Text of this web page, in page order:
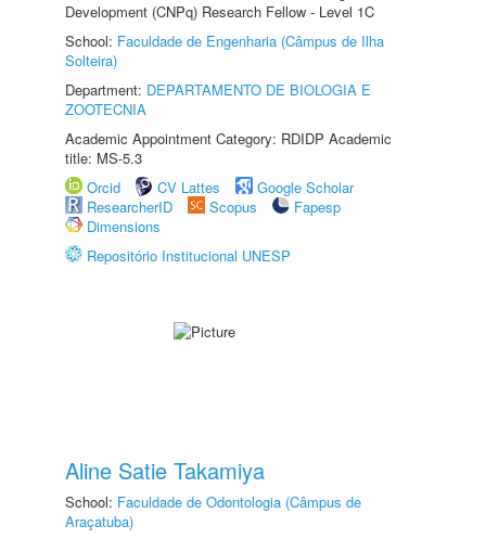
Development (CNPq) Research Fellow - Level 1C
School: Faculdade de Engenharia (Câmpus de Ilha
Solteira)
Department: DEPARTAMENTO DE BIOLOGIA E
ZOOTECNIA
Academic Appointment Category: RDIDP Academic
title: MS-5.3
Orcid
CV Lattes
Google Scholar
ResearcherID
Scopus
Fapesp
Dimensions
Repositório Institucional UNESP
Aline Satie Takamiya
School: Faculdade de Odontologia (Câmpus de
Araçatuba)